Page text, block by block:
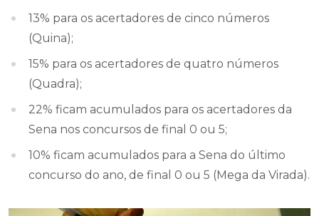
13% para os acertadores de cinco números
(Quina);
15% para os acertadores de quatro números
(Quadra);
22% ficam acumulados para os acertadores da
Sena nos concursos de final 0 ou 5;
10% ficam acumulados para a Sena do último
concurso do ano, de final 0 ou 5 (Mega da Virada).